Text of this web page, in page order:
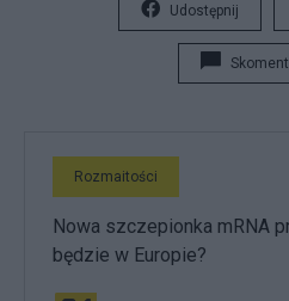
Udostępnij
Rozmaitości
Nowa szczepionka mRNA
będzie w Europie?